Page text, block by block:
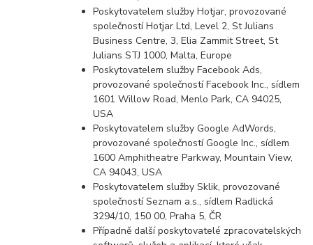
Poskytovatelem služby Hotjar, provozované
společností Hotjar Ltd, Level 2, St Julians
Business Centre, 3, Elia Zammit Street, St
Julians STJ 1000, Malta, Europe
Poskytovatelem služby Facebook Ads,
provozované společností Facebook Inc., sídlem
1601 Willow Road, Menlo Park, CA 94025,
USA
Poskytovatelem služby Google AdWords,
provozované společností Google Inc., sídlem
1600 Amphitheatre Parkway, Mountain View,
CA 94043, USA
Poskytovatelem služby Sklik, provozované
společností Seznam a.s., sídlem Radlická
3294/10, 150 00, Praha 5, ČR
Případně další poskytovatelé zpracovatelských